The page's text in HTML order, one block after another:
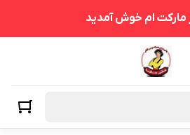
مارکت ام خوش آمدید